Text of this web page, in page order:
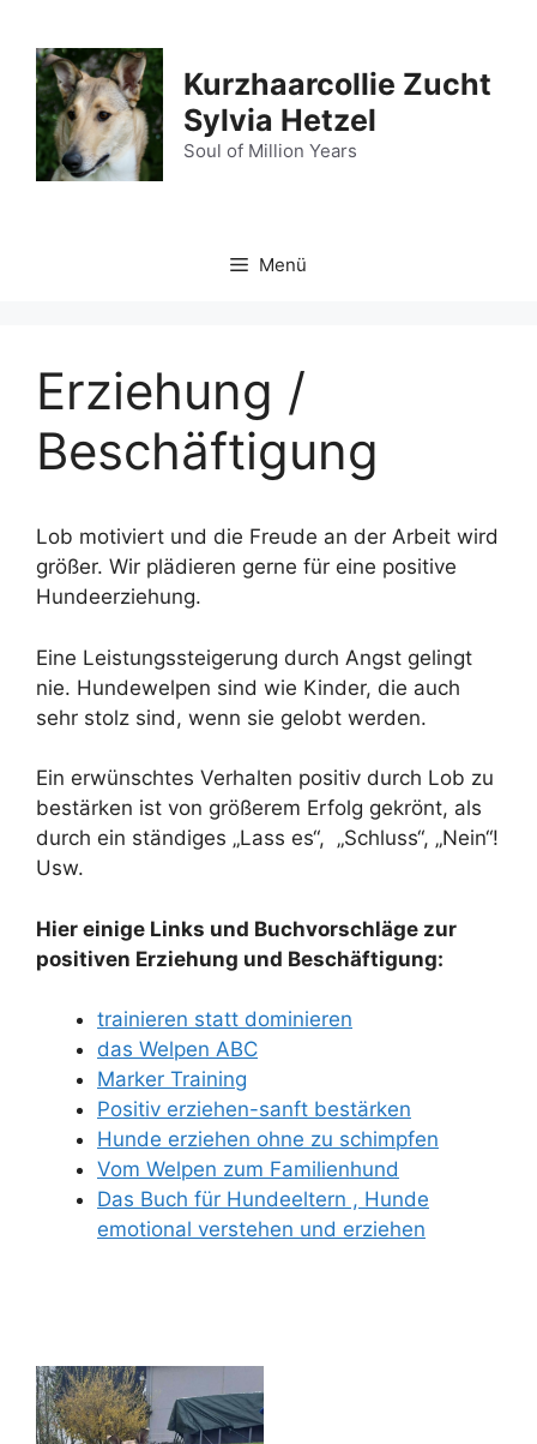
Inhalt
springen
Kurzhaarcollie Zucht
Sylvia Hetzel
Soul of Million Years
Menü
Erziehung /
Beschäftigung
Lob motiviert und die Freude an der Arbeit wird
größer. Wir plädieren gerne für eine positive
Hundeerziehung.
Eine Leistungssteigerung durch Angst gelingt
nie. Hundewelpen sind wie Kinder, die auch
sehr stolz sind, wenn sie gelobt werden.
Ein erwünschtes Verhalten positiv durch Lob zu
bestärken ist von größerem Erfolg gekrönt, als
durch ein ständiges „Lass es“, „Schluss“, „Nein“!
Usw.
Hier einige Links und Buchvorschläge zur
positiven Erziehung und Beschäftigung:
trainieren statt dominieren
das Welpen ABC
Marker Training
Positiv erziehen-sanft bestärken
Hunde erziehen ohne zu schimpfen
Vom Welpen zum Familienhund
Das Buch für Hundeeltern , Hunde
emotional verstehen und erziehen